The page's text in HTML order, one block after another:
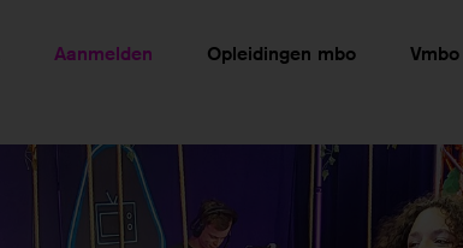
Aanmelden Opleidingen mbo Vmbo